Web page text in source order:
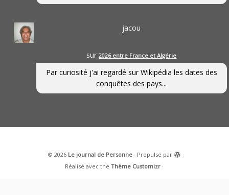
jacou
sur2026 entre France et Algérie
Par curiosité j'ai regardé sur Wikipédia les dates des
conquêtes des pays...
· © 2026 Le journal de Personne· Propulsé par
·
Réalisé avec theThème Customizr ·